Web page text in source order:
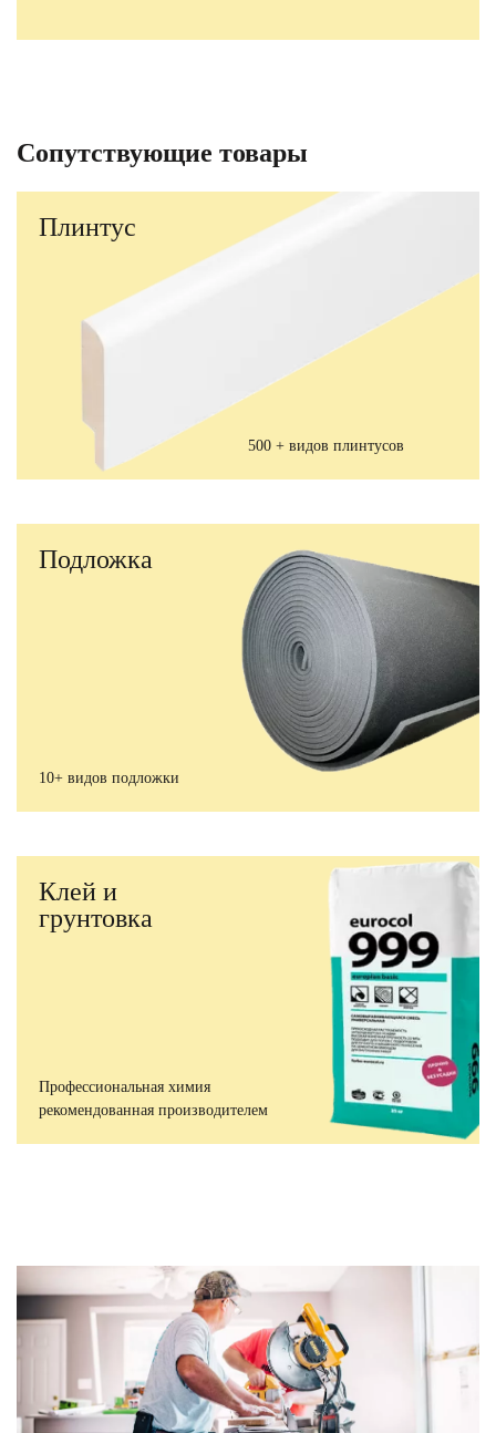
Сопутствующие товары
Плинтус
500 + видов плинтусов
Подложка
10+ видов подложки
Клей и
грунтовка
Профессиональная химия
рекомендованная производителем